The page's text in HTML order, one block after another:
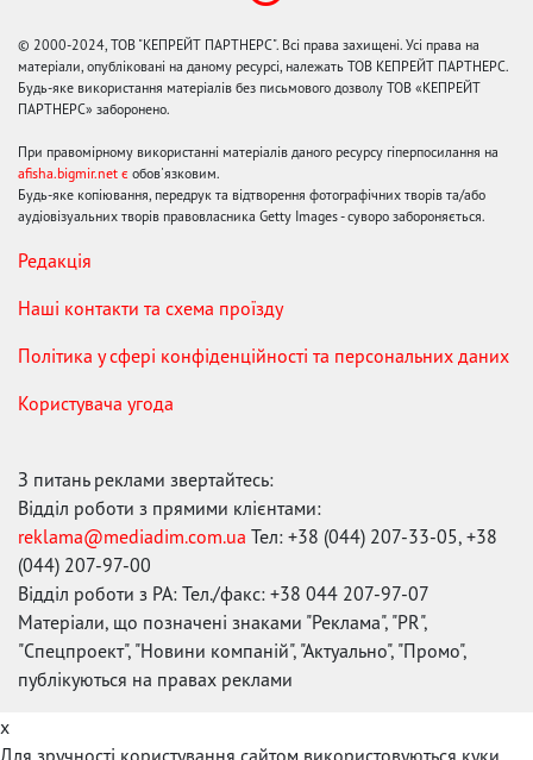
© 2000-2024, ТОВ "КЕПРЕЙТ ПАРТНЕРС". Всі права захищені. Усі права на
матеріали, опубліковані на даному ресурсі, належать ТОВ КЕПРЕЙТ ПАРТНЕРС.
Будь-яке використання матеріалів без письмового дозволу ТОВ «КЕПРЕЙТ
ПАРТНЕРС» заборонено.
При правомірному використанні матеріалів даного ресурсу гіперпосилання на
afisha.bigmir.net є обов'язковим.
Будь-яке копіювання, передрук та відтворення фотографічних творів та/або
аудіовізуальних творів правовласника Getty Images - суворо забороняється.
Редакція
Наші контакти та схема проїзду
Політика у сфері конфіденційності та персональних даних
Користувача угода
З питань реклами звертайтесь:
Відділ роботи з прямими клієнтами:
reklama@mediadim.com.ua Тел: +38 (044) 207-33-05, +38
(044) 207-97-00
Відділ роботи з РА: Тел./факс: +38 044 207-97-07
Матеріали, що позначені знаками "Реклама", "PR",
"Спецпроект", "Новини компаній", "Актуально", "Промо",
публікуються на правах реклами
x